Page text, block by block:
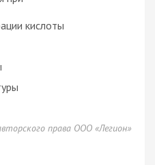
кислоты
права ООО «Легион»